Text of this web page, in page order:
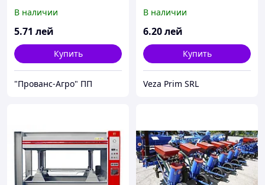
В наличии
5.71 лей
Купить
"Прованс-Агро" ПП
В наличии
6.20лей
Купить
Veza Prim SRL